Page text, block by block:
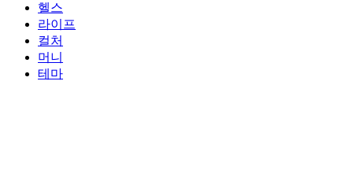
헬스
라이프
컬처
머니
테마